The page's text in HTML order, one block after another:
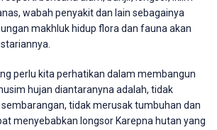
wabah penyakit dan lain sebagainya
makhluk hidup flora dan fauna akan
perlu kita perhatikan dalam membangun
hujan diantaranyna adalah, tidak
tidak merusak tumbuhan dan
menyebabkan longsor Karepna hutan yang